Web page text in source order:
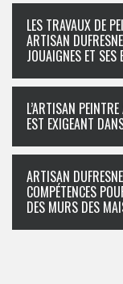
LES TRAVAUX DE
ARTISAN
JOUAIGNES ET SES
L’ARTISAN
EST EXIGEANT
ARTISAN
COMPÉTENCES
DES MURS DES